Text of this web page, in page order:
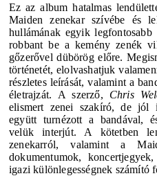
Ez az album hatalmas
Maiden zenekar szívébe és
hullámának egyik
robbant be a kemény zenék
gőzerővel dübörög előre.
történetét, elolvashatjuk
részletes leírását, valamint a
életrajzát. A szerző, Chris
elismert zenei szakíró, de
együtt turnézott a bandával,
velük interjút. A kötetben
zenekarról, valamint a
dokumentumok,
igazi különlegességnek számító